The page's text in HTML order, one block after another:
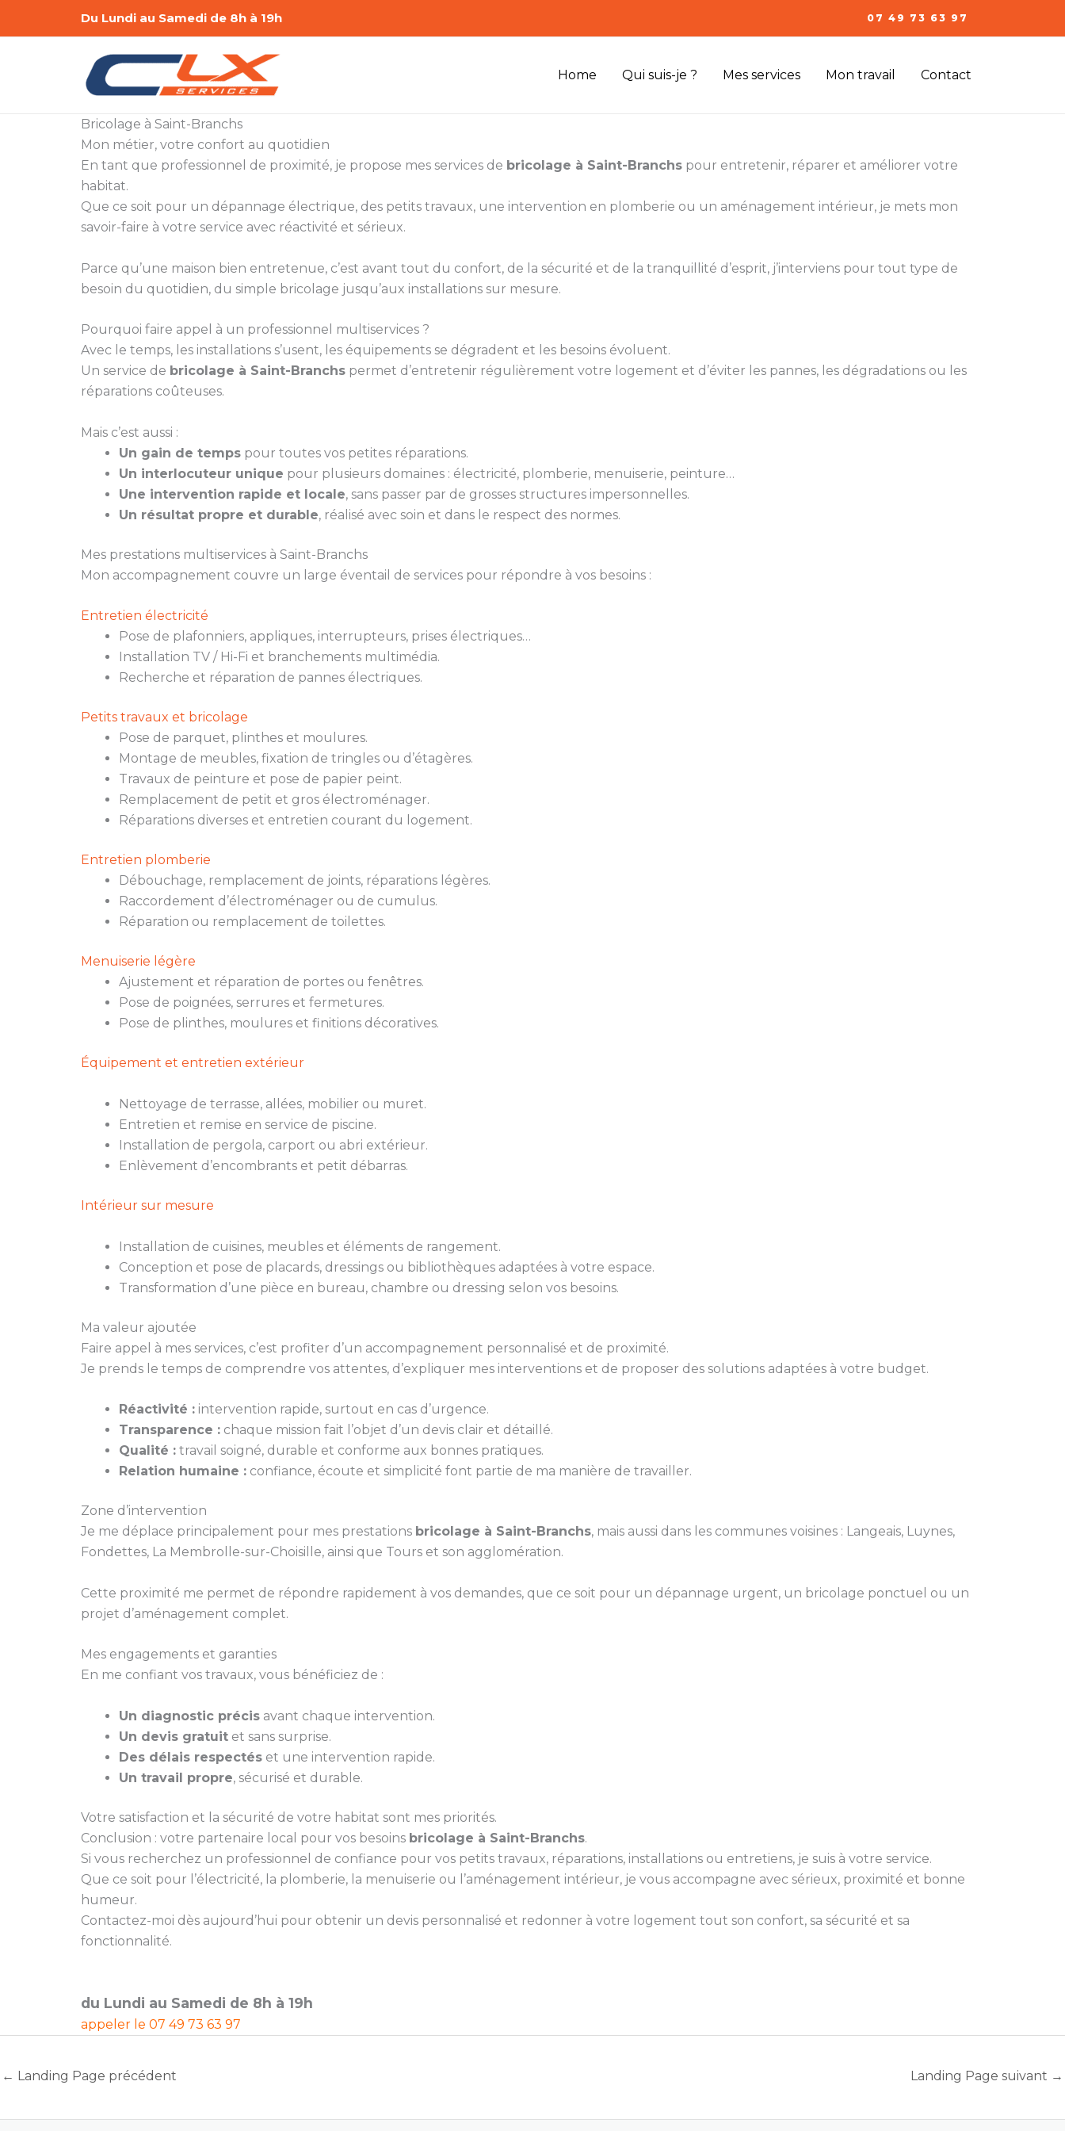
Du Lundi au Samedi de 8h à 19h 07 49 73 63 97
Home Qui suis-je ? Mes services Mon travail Contact
Bricolage à Saint-Branchs
Mon métier, votre confort au quotidien
En tant que professionnel de proximité, je propose mes services de bricolage à Saint-Branchs pour entretenir, réparer et améliorer votre
habitat.
Que ce soit pour un dépannage électrique, des petits travaux, une intervention en plomberie ou un aménagement intérieur, je mets mon
savoir-faire à votre service avec réactivité et sérieux.
Parce qu’une maison bien entretenue, c’est avant tout du confort, de la sécurité et de la tranquillité d’esprit, j’interviens pour tout type de
besoin du quotidien, du simple bricolage jusqu’aux installations sur mesure.
Pourquoi faire appel à un professionnel multiservices ?
Avec le temps, les installations s’usent, les équipements se dégradent et les besoins évoluent.
Un service de bricolage à Saint-Branchs permet d’entretenir régulièrement votre logement et d’éviter les pannes, les dégradations ou les
réparations coûteuses.
Mais c’est aussi :
Un gain de temps pour toutes vos petites réparations.
Un interlocuteur unique pour plusieurs domaines : électricité, plomberie, menuiserie, peinture…
Une intervention rapide et locale, sans passer par de grosses structures impersonnelles.
Un résultat propre et durable, réalisé avec soin et dans le respect des normes.
Mes prestations multiservices à Saint-Branchs
Mon accompagnement couvre un large éventail de services pour répondre à vos besoins :
Entretien électricité
Pose de plafonniers, appliques, interrupteurs, prises électriques…
Installation TV / Hi-Fi et branchements multimédia.
Recherche et réparation de pannes électriques.
Petits travaux et bricolage
Pose de parquet, plinthes et moulures.
Montage de meubles, fixation de tringles ou d’étagères.
Travaux de peinture et pose de papier peint.
Remplacement de petit et gros électroménager.
Réparations diverses et entretien courant du logement.
Entretien plomberie
Débouchage, remplacement de joints, réparations légères.
Raccordement d’électroménager ou de cumulus.
Réparation ou remplacement de toilettes.
Menuiserie légère
Ajustement et réparation de portes ou fenêtres.
Pose de poignées, serrures et fermetures.
Pose de plinthes, moulures et finitions décoratives.
Équipement et entretien extérieur
Nettoyage de terrasse, allées, mobilier ou muret.
Entretien et remise en service de piscine.
Installation de pergola, carport ou abri extérieur.
Enlèvement d’encombrants et petit débarras.
Intérieur sur mesure
Installation de cuisines, meubles et éléments de rangement.
Conception et pose de placards, dressings ou bibliothèques adaptées à votre espace.
Transformation d’une pièce en bureau, chambre ou dressing selon vos besoins.
Ma valeur ajoutée
Faire appel à mes services, c’est profiter d’un accompagnement personnalisé et de proximité.
Je prends le temps de comprendre vos attentes, d’expliquer mes interventions et de proposer des solutions adaptées à votre budget.
Réactivité : intervention rapide, surtout en cas d’urgence.
Transparence : chaque mission fait l’objet d’un devis clair et détaillé.
Qualité : travail soigné, durable et conforme aux bonnes pratiques.
Relation humaine : confiance, écoute et simplicité font partie de ma manière de travailler.
Zone d’intervention
Je me déplace principalement pour mes prestations bricolage à Saint-Branchs, mais aussi dans les communes voisines : Langeais, Luynes,
Fondettes, La Membrolle-sur-Choisille, ainsi que Tours et son agglomération.
Cette proximité me permet de répondre rapidement à vos demandes, que ce soit pour un dépannage urgent, un bricolage ponctuel ou un
projet d’aménagement complet.
Mes engagements et garanties
En me confiant vos travaux, vous bénéficiez de :
Un diagnostic précis avant chaque intervention.
Un devis gratuit et sans surprise.
Des délais respectés et une intervention rapide.
Un travail propre, sécurisé et durable.
Votre satisfaction et la sécurité de votre habitat sont mes priorités.
Conclusion : votre partenaire local pour vos besoins bricolage à Saint-Branchs.
Si vous recherchez un professionnel de confiance pour vos petits travaux, réparations, installations ou entretiens, je suis à votre service.
Que ce soit pour l’électricité, la plomberie, la menuiserie ou l’aménagement intérieur, je vous accompagne avec sérieux, proximité et bonne
humeur.
Contactez-moi dès aujourd’hui pour obtenir un devis personnalisé et redonner à votre logement tout son confort, sa sécurité et sa
fonctionnalité.
du Lundi au Samedi de 8h à 19h
appeler le 07 49 73 63 97
← Landing Page précédent Landing Page suivant →